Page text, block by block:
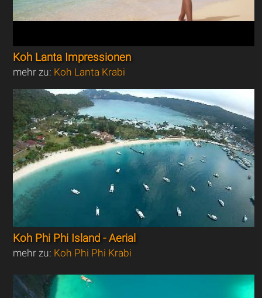
Koh Lanta Impressionen
mehr zu: Koh Lanta Krabi
Koh Phi Phi Island - Aerial
mehr zu: Koh Phi Phi Krabi